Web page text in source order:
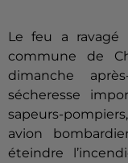
Le feu a
commune de
dimanche
sécheresse
sapeurs-
avion
éteindre